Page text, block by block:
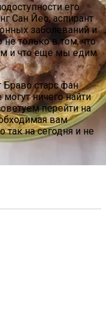
Распределением
Выпечки:
С Яблоками Для
его
Сан Йео, аспирант
заболеваний и
только в том, что
и что еще мы едим
старс фан
ничего найти
перейти на
вам
на сегодня и не